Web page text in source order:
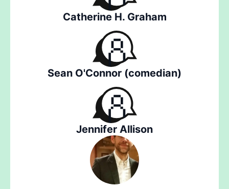
Catherine H. Graham
Sean O'Connor (comedian)
Jennifer Allison